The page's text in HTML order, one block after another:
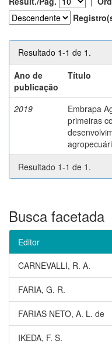
Resultado 1-1 de 1.
Ano de
publicação
Título
2019
Embrapa
primeiras
Resultado 1-1 de 1.
Busca facetada
Editor
CARNEVALLI, R. A.
FARIA, G. R.
FARIAS NETO, A. L. de
IKEDA, F. S.